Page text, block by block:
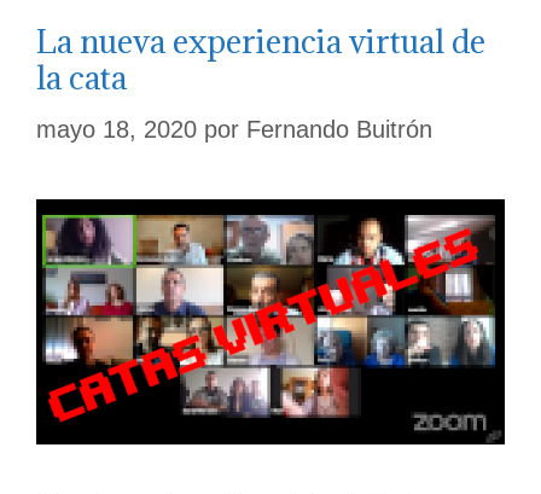
La nueva experiencia virtual de
la cata
mayo 18, 2020 por Fernando Buitrón